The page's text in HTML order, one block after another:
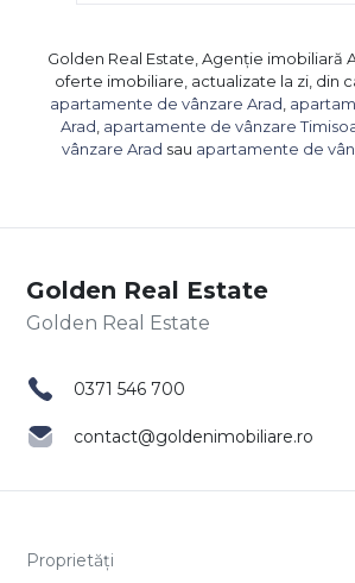
Golden Real Estate, Agenție imobiliară
oferte imobiliare, actualizate la zi, din
apartamente de vânzare Arad
Arad apartamente de vânzare
vânzare Arad sau apartamente de
Golden Real Estate
0371 546 700
contact@goldenimobiliare.ro
Proprietăți